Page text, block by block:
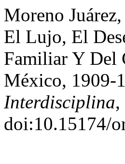
Moreno
El Lujo, El
Familiar Y Del
México, 1909-
Interdisciplina,
doi:10.15174/